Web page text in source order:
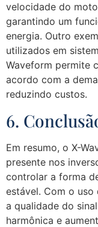
velocidade do
garantindo um
energia. Outro
utilizados em
Waveform permite
acordo com a
reduzindo custos.
6.
Em resumo, o X-
presente nos
controlar a forma
estável. Com o uso
a qualidade do
harmônica e